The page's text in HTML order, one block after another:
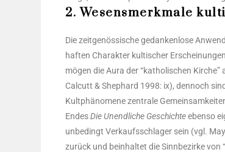
2. Wesensmerkmale
Die zeit­ge­nös­si­sche gedan­ken­lo­se
haf­ten Cha­rak­ter kul­ti­scher
mögen die Aura der “katho­li­schen
Cal­cutt & She­phard 1998: ix), den­noch
Kult­phä­no­me­ne zen­tra­le
EndesDie Unend­li­che Geschich­teeben­so
unbe­dingt Ver­kaufs­schla­ger sein (vgl.
zurück und beinhal­tet die Sinn­be­zir­ke von